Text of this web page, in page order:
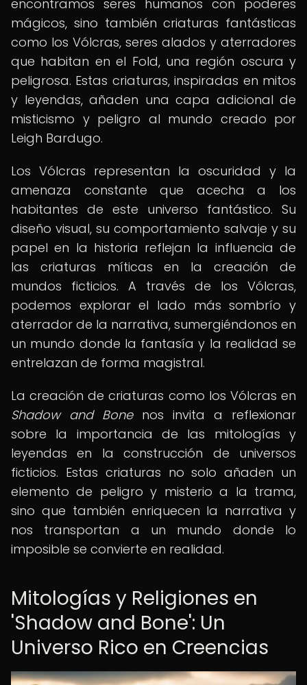
encontramos seres humanos con poderes
mágicos, sino también criaturas fantásticas
como los Vólcras, seres alados y aterradores
que habitan en el Fold, una región oscura y
peligrosa. Estas criaturas, inspiradas en mitos
y leyendas, añaden una capa adicional de
misticismo y peligro al mundo creado por
Leigh Bardugo.
Los Vólcras representan la oscuridad y la
amenaza constante que acecha a los
habitantes de este universo fantástico. Su
diseño visual, su comportamiento salvaje y su
papel en la historia reflejan la influencia de
las criaturas míticas en la creación de
mundos ficticios. A través de los Vólcras,
podemos explorar el lado más sombrío y
aterrador de la narrativa, sumergiéndonos en
un mundo donde la fantasía y la realidad se
entrelazan de forma magistral.
La creación de criaturas como los Vólcras en
Shadow and Bonenos invita a reflexionar
sobre la importancia de las mitologías y
leyendas en la construcción de universos
ficticios. Estas criaturas no solo añaden un
elemento de peligro y misterio a la trama,
sino que también enriquecen la narrativa y
nos transportan a un mundo donde lo
imposible se convierte en realidad.
Mitologías y Religiones en
'Shadow and Bone': Un
Universo Rico en Creencias